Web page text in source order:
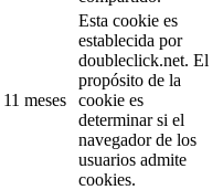
11 meses
Esta cookie es
establecida por
doubleclick.net. El
propósito de la
cookie es
determinar si el
navegador de los
usuarios admite
cookies.